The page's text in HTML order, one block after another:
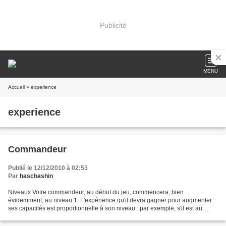
Publicité
MENU
Accueil » experience
experience
Commandeur
Publié le 12/12/2010 à 02:53
Par haschashin
Niveaux Votre commandeur, au début du jeu, commencera, bien
évidemment, au niveau 1. L'expérience qu'il devra gagner pour augmenter
ses capacités est proportionnelle à son niveau : par exemple, s'il est au